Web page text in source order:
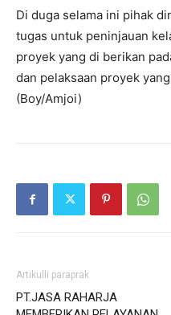
Di duga selama ini pihak
tugas untuk peninjauan
proyek yang di berikan
dan pelaksaan proyek
(Boy/Amjoi)
Artikulli paraprak
PT.JASA RAHARJA